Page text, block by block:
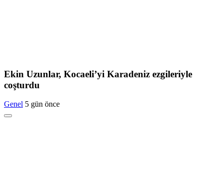
Ekin Uzunlar, Kocaeli’yi Karadeniz ezgileriyle
coşturdu
Genel 5 gün önce